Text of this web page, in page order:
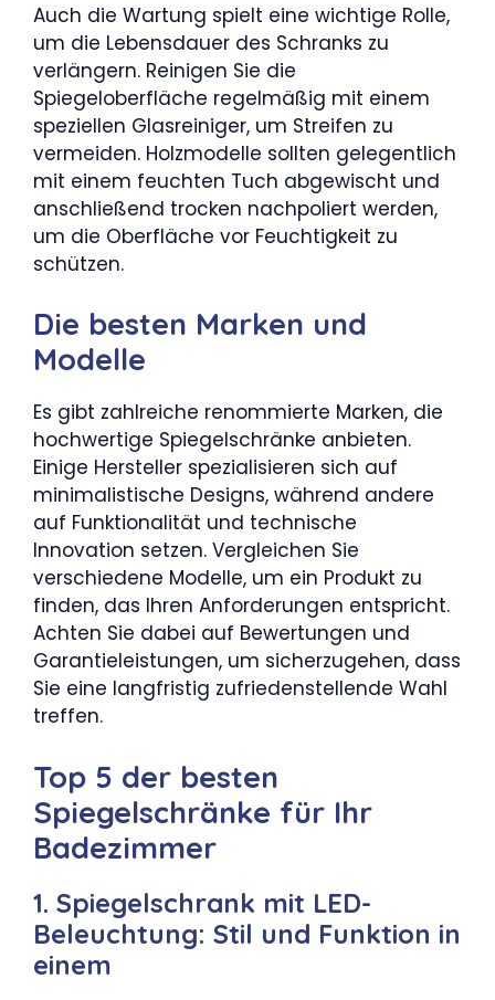
Auch die Wartung spielt eine wichtige Rolle,
um die Lebensdauer des Schranks zu
verlängern. Reinigen Sie die
Spiegeloberfläche regelmäßig mit einem
speziellen Glasreiniger, um Streifen zu
vermeiden. Holzmodelle sollten gelegentlich
mit einem feuchten Tuch abgewischt und
anschließend trocken nachpoliert werden,
um die Oberfläche vor Feuchtigkeit zu
schützen.
Die besten Marken und
Modelle
Es gibt zahlreiche renommierte Marken, die
hochwertige Spiegelschränke anbieten.
Einige Hersteller spezialisieren sich auf
minimalistische Designs, während andere
auf Funktionalität und technische
Innovation setzen. Vergleichen Sie
verschiedene Modelle, um ein Produkt zu
finden, das Ihren Anforderungen entspricht.
Achten Sie dabei auf Bewertungen und
Garantieleistungen, um sicherzugehen, dass
Sie eine langfristig zufriedenstellende Wahl
treffen.
Top 5 der besten
Spiegelschränke für Ihr
Badezimmer
1. Spiegelschrank mit LED-
Beleuchtung: Stil und Funktion in
einem